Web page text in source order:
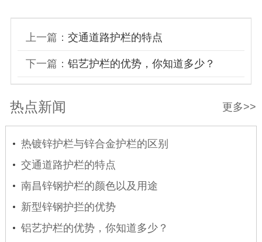
上一篇： 交通道路护栏的特点
下一篇： 铝艺护栏的优势，你知道多少？
更多>>
热点新闻
热镀锌护栏与锌合金护栏的区别
交通道路护栏的特点
南昌锌钢护栏的颜色以及用途
新型锌钢护拦的优势
铝艺护栏的优势，你知道多少？